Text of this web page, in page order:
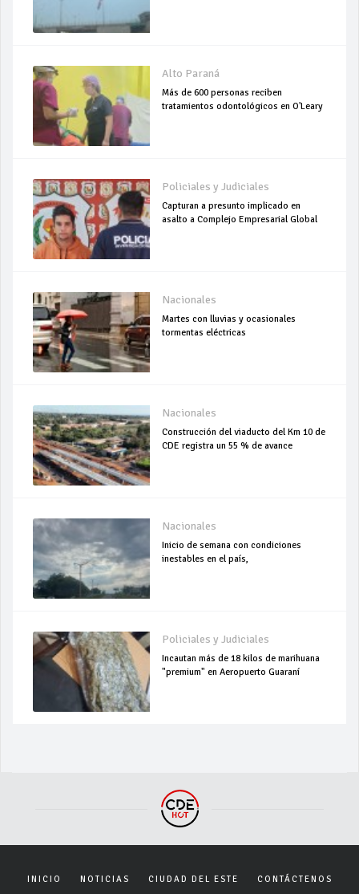
Alto Paraná
Más de 600 personas reciben
tratamientos odontológicos en O'Leary
Policiales y Judiciales
Capturan a presunto implicado en
asalto a Complejo Empresarial Global
Nacionales
Martes con lluvias y ocasionales
tormentas eléctricas
Nacionales
Construcción del viaducto del Km 10 de
CDE registra un 55 % de avance
Nacionales
Inicio de semana con condiciones
inestables en el país,
Policiales y Judiciales
Incautan más de 18 kilos de marihuana
"premium" en Aeropuerto Guaraní
INICIO NOTICIAS CIUDAD DEL ESTE CONTÁCTENOS